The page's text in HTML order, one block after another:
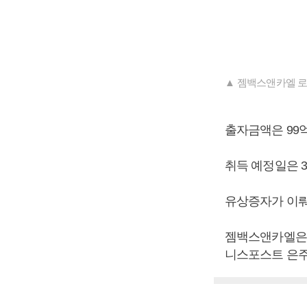
▲ 젬백스앤카엘
출자금액은 99
취득 예정일은
유상증자가 이
젬백스앤카엘
니스포스트 은